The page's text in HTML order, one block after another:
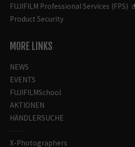
FUJIFILM Professional Services (FPS)
Product Security
MORE LINKS
NEWS
EVENTS
FUJIFILMSchool
AKTIONEN
HÄNDLERSUCHE
X-Photographers